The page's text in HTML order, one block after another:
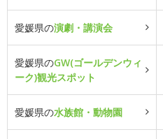
愛媛県の演劇・講演会
愛媛県のGW(ゴールデンウィ
ーク)観光スポット
愛媛県の水族館・動物園